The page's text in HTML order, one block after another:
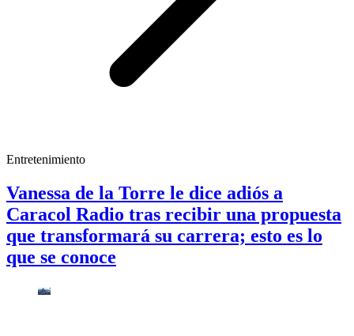
Entretenimiento
Vanessa de la Torre le dice adiós a
Caracol Radio tras recibir una propuesta
que transformará su carrera; esto es lo
que se conoce